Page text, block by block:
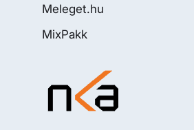
Meleget.hu
MixPakk